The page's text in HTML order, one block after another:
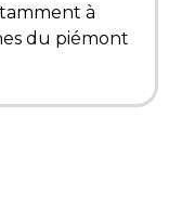
à
du piémont